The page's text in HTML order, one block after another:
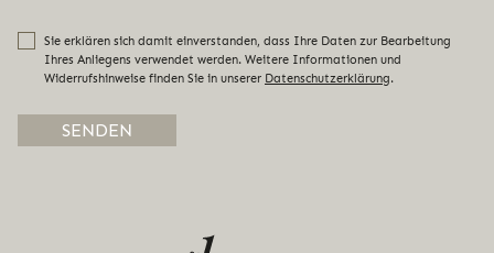
Sie erklären sich damit einverstanden, dass Ihre Daten zur Bearbeitung
Ihres Anliegens verwendet werden. Weitere Informationen und
Widerrufshinweise finden Sie in unserer Datenschutzerklärung.